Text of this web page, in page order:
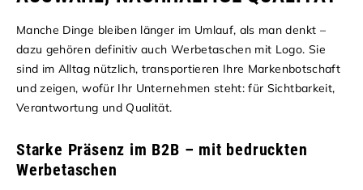
Manche Dinge bleiben länger im Umlauf, als man denkt –
dazu gehören definitiv auch Werbetaschen mit Logo. Sie
sind im Alltag nützlich, transportieren Ihre Markenbotschaft
und zeigen, wofür Ihr Unternehmen steht: für Sichtbarkeit,
Verantwortung und Qualität.
Starke Präsenz im B2B – mit bedruckten
Werbetaschen